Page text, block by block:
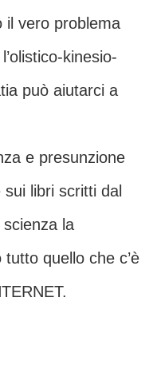
il vero problema
kinesio-
può aiutarci a
e presunzione
libri scritti dal
la
quello che c’è